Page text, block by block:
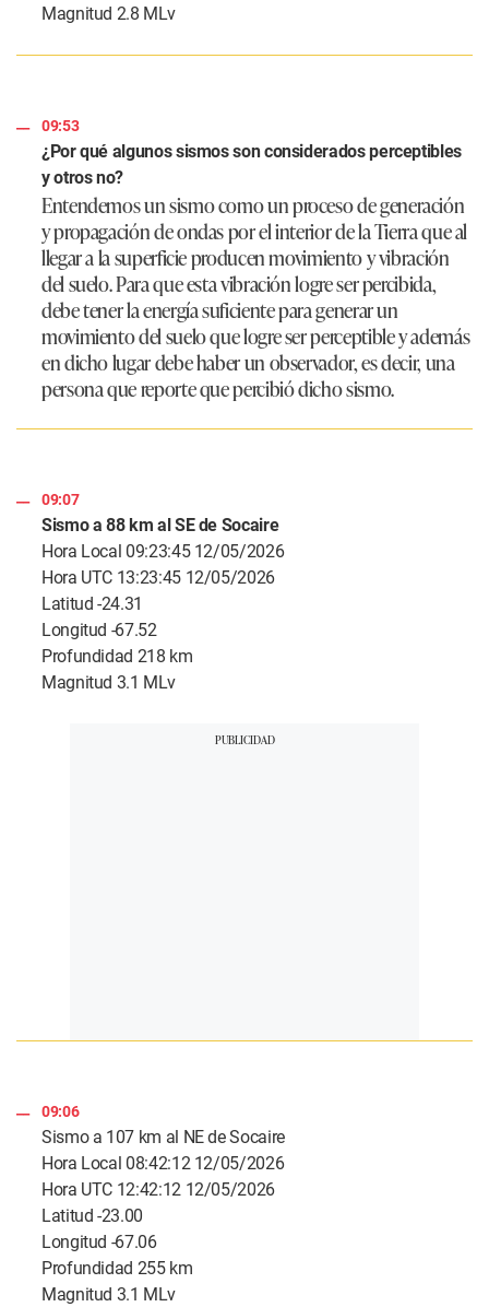
Magnitud 2.8 MLv
09:53
¿Por qué algunos sismos son considerados perceptibles
y otros no?
Entendemos un sismo como un proceso de generación
y propagación de ondas por el interior de la Tierra que al
llegar a la superficie producen movimiento y vibración
del suelo. Para que esta vibración logre ser percibida,
debe tener la energía suficiente para generar un
movimiento del suelo que logre ser perceptible y además
en dicho lugar debe haber un observador, es decir, una
persona que reporte que percibió dicho sismo.
09:07
Sismo a 88 km al SE de Socaire
Hora Local 09:23:45 12/05/2026
Hora UTC 13:23:45 12/05/2026
Latitud -24.31
Longitud -67.52
Profundidad 218 km
Magnitud 3.1 MLv
09:06
Sismo a 107 km al NE de Socaire
Hora Local 08:42:12 12/05/2026
Hora UTC 12:42:12 12/05/2026
Latitud -23.00
Longitud -67.06
Profundidad 255 km
Magnitud 3.1 MLv